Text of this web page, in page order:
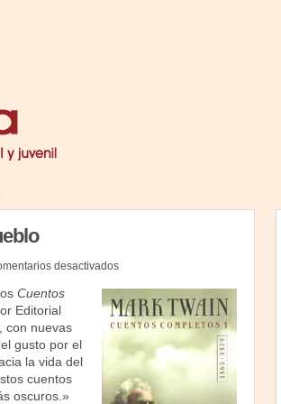
desactivadosen
hombre
que
divirtió
a
un
pueblo
Cuentos
Editorial
con nuevas
gusto por el
la vida del
cuentos
oscuros.»